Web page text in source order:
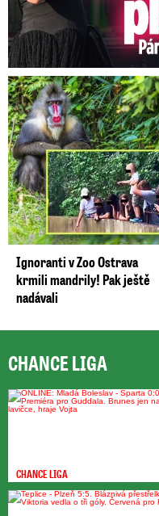
Ignoranti v Zoo Ostrava
krmili mandrily! Pak ještě
nadávali
CHANCE LIGA
CHANCE LIGA